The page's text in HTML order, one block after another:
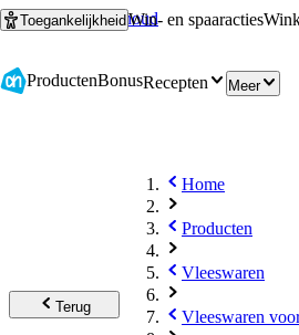
Ga naar hoofdinhoud
Ga naar zoeken
ToegankelijkheidWin- en spaaracties
ProductenBonusRecepten Meer
Terug
Home
Producten
Vleeswaren
Vleeswaren